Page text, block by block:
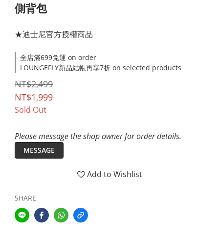
側背包
★迪士尼官方授權商品
全店滿699免運 on order
LOUNGEFLY新品結帳再享7折 on selected products
NT$2,499
NT$1,999
Sold Out
Please message the shop owner for order details.
MESSAGE
Add to Wishlist
SHARE